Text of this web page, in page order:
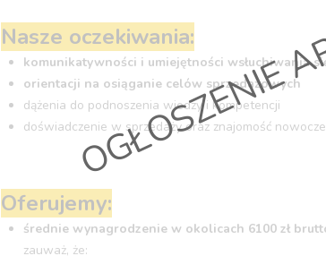
Nasze oczekiwania:
komunikatywności i umiejętności wsłuchiwania
orientacji na osiąganie celów sprzedażowych
dążenia do podnoszenia wiedzy i kompetencji
doświadczenie w sprzedaży oraz znajomość
Oferujemy:
średnie wynagrodzenie w okolicach 6100 zł
zauważ, że: